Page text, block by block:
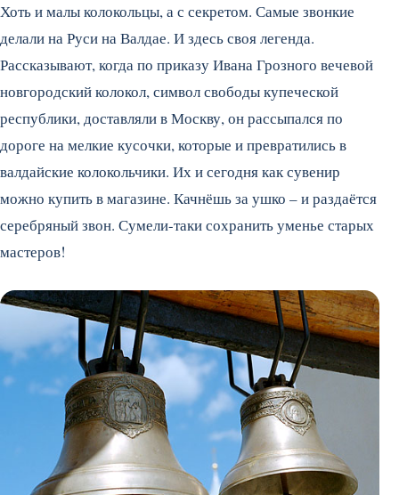
Хоть и малы колокольцы, а с секретом. Самые звонкие
делали на Руси на Валдае. И здесь своя легенда.
Рассказывают, когда по приказу Ивана Грозного вечевой
новгородский колокол, символ свободы купеческой
республики, доставляли в Москву, он рассыпался по
дороге на мелкие кусочки, которые и превратились в
валдайские колокольчики. Их и сегодня как сувенир
можно купить в магазине. Качнёшь за ушко – и раздаётся
серебряный звон. Сумели-таки сохранить уменье старых
мастеров!